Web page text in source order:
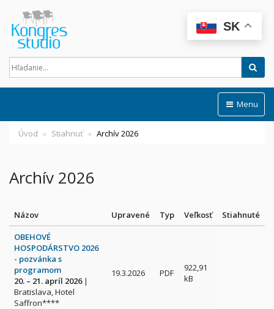
Menu
Úvod Stiahnuť Archív 2026
Archív 2026
Názov Upravené Typ Veľkosť
Stiahnuté
OBEHOVÉ
HOSPODÁRSTVO 2026
- pozvánka s
programom
20. – 21. apríl 2026 |
Bratislava, Hotel
Saffron****
19.3.2026 PDF
922,91
kB
SK